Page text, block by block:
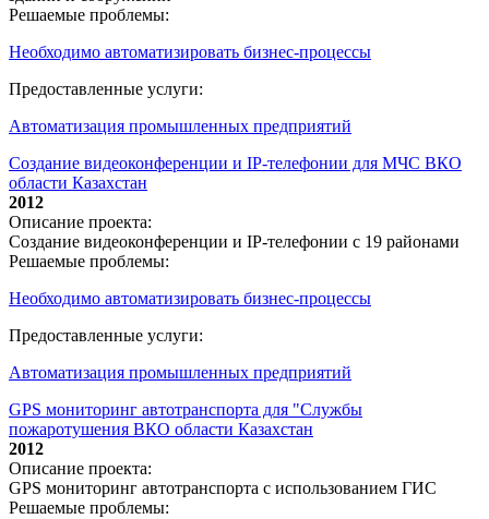
Решаемые проблемы:
Необходимо автоматизировать бизнес-процессы
Предоставленные услуги:
Автоматизация промышленных предприятий
Создание видеоконференции и IP-телефонии для МЧС ВКО
области Казахстан
2012
Описание проекта:
Создание видеоконференции и IP-телефонии с 19 районами
Решаемые проблемы:
Необходимо автоматизировать бизнес-процессы
Предоставленные услуги:
Автоматизация промышленных предприятий
GPS мониторинг автотранспорта для "Службы
пожаротушения ВКО области Казахстан
2012
Описание проекта:
GPS мониторинг автотранспорта с использованием ГИС
Решаемые проблемы: